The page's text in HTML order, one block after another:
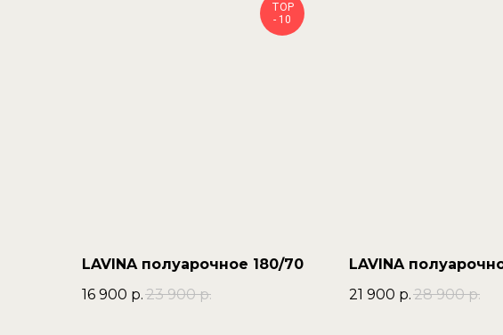
TOP
- 10
LAVINA полуарочное 180/70
16 900 р. 23 900 р.
LAVINA
21 900 р. 28 900 р.